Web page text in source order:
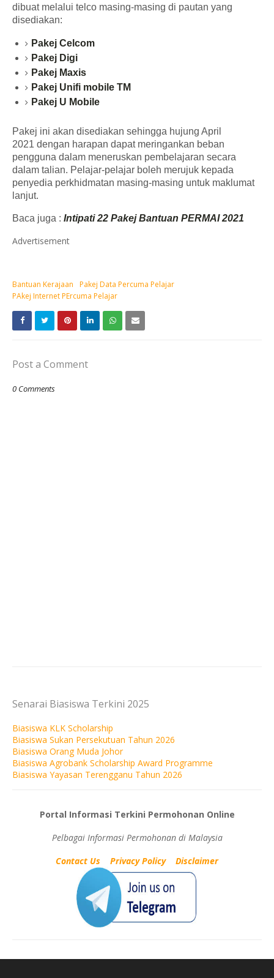
dibuat melalui telco masing-masing di pautan yang
disediakan:
Pakej Celcom
Pakej Digi
Pakej Maxis
Pakej Unifi mobile TM
Pakej U Mobile
Pakej ini akan disediakan sehingga hujung April
2021 dengan harapan dapat meringankan beban
pengguna dalam meneruskan pembelajaran secara
dalam talian. Pelajar-pelajar boleh merujuk kepada
penyedia perkhidmatan masing-masing untuk maklumat
lanjut.
Baca juga : Intipati 22 Pakej Bantuan PERMAI 2021
Advertisement
Bantuan Kerajaan
Pakej Data Percuma Pelajar
PAkej Internet PErcuma Pelajar
Post a Comment
0 Comments
Senarai Biasiswa Terkini 2025
Biasiswa KLK Scholarship
Biasiswa Sukan Persekutuan Tahun 2026
Biasiswa Orang Muda Johor
Biasiswa Agrobank Scholarship Award Programme
Biasiswa Yayasan Terengganu Tahun 2026
Portal Informasi Terkini Permohonan Online
Pelbagai Informasi Permohonan di Malaysia
Contact Us
Privacy Policy| Disclaimer